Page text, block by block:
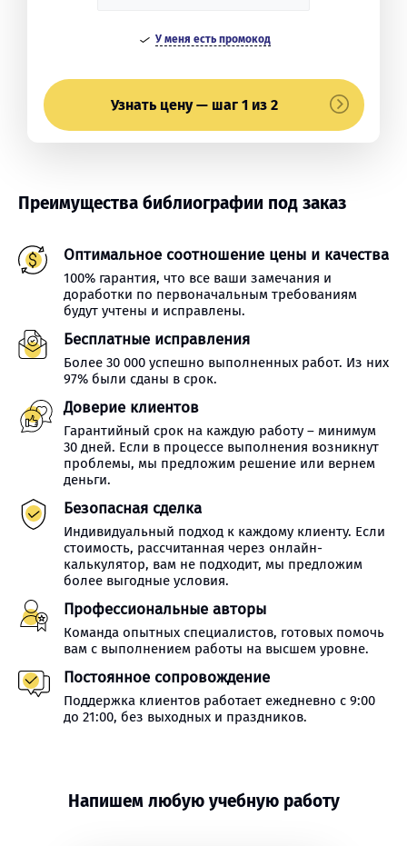
У меня есть промокод
Узнать цену — шаг 1 из 2
Преимущества библиографии под заказ
Оптимальное соотношение цены и качества
100% гарантия, что все ваши замечания и
доработки по первоначальным требованиям
будут учтены и исправлены.
Бесплатные исправления
Более 30 000 успешно выполненных работ. Из них
97% были сданы в срок.
Доверие клиентов
Гарантийный срок на каждую работу – минимум
30 дней. Если в процессе выполнения возникнут
проблемы, мы предложим решение или вернем
деньги.
Безопасная сделка
Индивидуальный подход к каждому клиенту. Если
стоимость, рассчитанная через онлайн-
калькулятор, вам не подходит, мы предложим
более выгодные условия.
Профессиональные авторы
Команда опытных специалистов, готовых помочь
вам с выполнением работы на высшем уровне.
Постоянное сопровождение
Поддержка клиентов работает ежедневно с 9:00
до 21:00, без выходных и праздников.
Напишем любую учебную работу